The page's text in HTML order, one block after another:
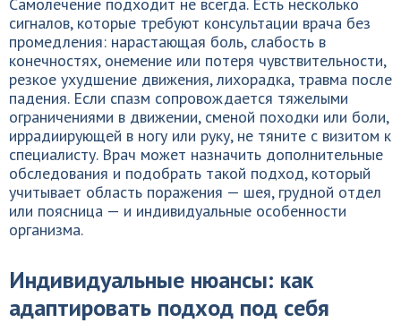
сигналов, которые требуют консультации врача без
промедления: нарастающая боль, слабость в
конечностях, онемение или потеря чувствительности,
резкое ухудшение движения, лихорадка, травма после
падения. Если спазм сопровождается тяжелыми
ограничениями в движении, сменой походки или боли,
иррадиирующей в ногу или руку, не тяните с визитом к
специалисту. Врач может назначить дополнительные
обследования и подобрать такой подход, который
учитывает область поражения — шея, грудной отдел
или поясница — и индивидуальные особенности
организма.
Индивидуальные нюансы: как
адаптировать подход под себя